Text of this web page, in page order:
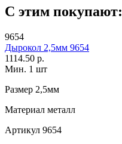
С этим покупают:
9654
Дырокол 2,5мм 9654
1114.50 р.
Мин. 1 шт
Размер 2,5мм
Материал металл
Артикул 9654